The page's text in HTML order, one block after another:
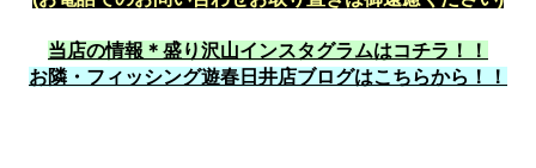
当店の情報＊盛り沢山インスタグラムはコチラ！！
お隣・フィッシング遊春日井店ブログはこちらから！！